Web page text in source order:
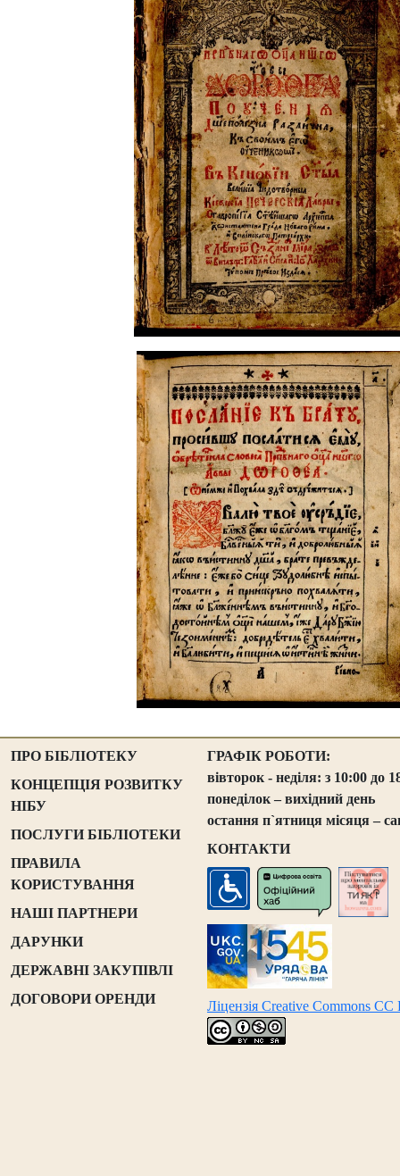
ПРО БІБЛІОТЕКУ
КОНЦЕПЦІЯ РОЗВИТКУ
НІБУ
ПОСЛУГИ БІБЛІОТЕКИ
ПРАВИЛА
КОРИСТУВАННЯ
НАШІ ПАРТНЕРИ
ДАРУНКИ
ДЕРЖАВНІ ЗАКУПІВЛІ
ДОГОВОРИ ОРЕНДИ
ГРАФІК РОБОТИ:
вівторок - неділя: з 10:00 до
понеділок – вихідний день
остання п`ятниця місяця –
КОНТАКТИ
Ліцензія Creative Commons